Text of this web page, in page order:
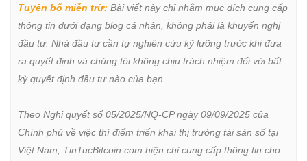
Tuyên bố miễn trừ: Bài viết này chỉ nhằm mục đích cung cấp
thông tin dưới dạng blog cá nhân, không phải là khuyến nghị
đầu tư. Nhà đầu tư cần tự nghiên cứu kỹ lưỡng trước khi đưa
ra quyết định và chúng tôi không chịu trách nhiệm đối với bất
kỳ quyết định đầu tư nào của bạn.
Theo Nghị quyết số 05/2025/NQ-CP ngày 09/09/2025 của
Chính phủ về việc thí điểm triển khai thị trường tài sản số tại
Việt Nam, TinTucBitcoin.com hiện chỉ cung cấp thông tin cho